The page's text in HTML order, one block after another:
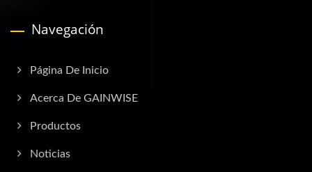
Navegación
Página De Inicio
Acerca De GAINWISE
Productos
Noticias